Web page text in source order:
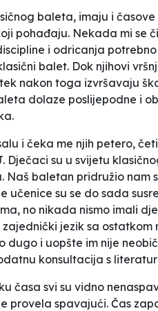
baleta, imaju i
pohađaju. Nekada mi se
i odricanja
balet. Dok njihovi
nakon toga izvršavaju
dolaze poslijepodne i
i čeka me njih petero,
Dječaci su u svijetu
Naš baletan pridružio nam
učenice su se do sada
no nikada nismo imali
jezik sa
dugo i uopšte im nije
konsultacija s
časa svi su vidno
provela spavajući. Čas